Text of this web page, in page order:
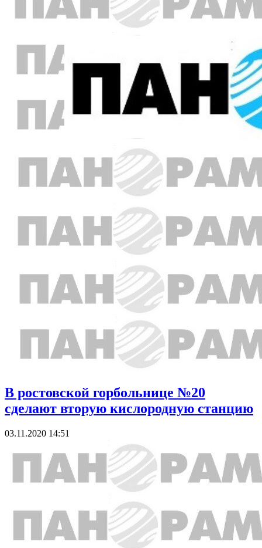
В ростовской горбольнице №20
сделают вторую кислородную станцию
03.11.2020 14:51